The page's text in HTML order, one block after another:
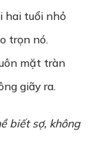
hai tuổi nhỏ
trọn nó.
mặt tràn
giãy ra.
biết sợ, không